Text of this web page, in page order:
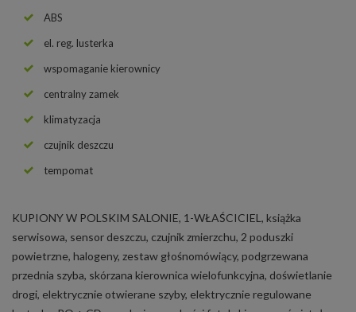
ABS
el. reg. lusterka
wspomaganie kierownicy
centralny zamek
klimatyzacja
czujnik deszczu
tempomat
KUPIONY W POLSKIM SALONIE, 1-WŁAŚCICIEL, książka
serwisowa, sensor deszczu, czujnik zmierzchu, 2 poduszki
powietrzne, halogeny, zestaw głośnomówiący, podgrzewana
przednia szyba, skórzana kierownica wielofunkcyjna, doświetlanie
drogi, elektrycznie otwierane szyby, elektrycznie regulowane